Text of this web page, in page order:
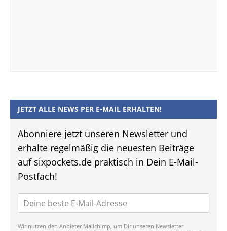
JETZT ALLE NEWS PER E-MAIL ERHALTEN!
Abonniere jetzt unseren Newsletter und
erhalte regelmäßig die neuesten Beiträge
auf sixpockets.de praktisch in Dein E-Mail-
Postfach!
Wir nutzen den Anbieter Mailchimp, um Dir unseren Newsletter